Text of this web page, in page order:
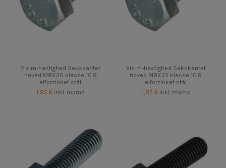
Vis m-hastighed Sekskantet
hoved M8X20 klasse 10.9
elforzinket stål
1,85 € inkl. moms
Vis m-hastighed Sekskantet
hoved M8X25 klasse 10.9
elforzinket stål
1,85 € inkl. moms